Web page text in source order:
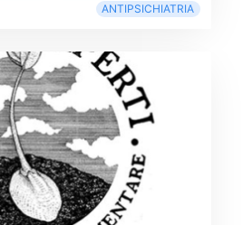
ANTIPSICHIATRIA